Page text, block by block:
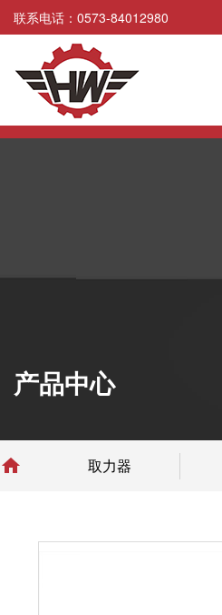
联系电话：0573-84012980
产品中心
产品中心
 取力器